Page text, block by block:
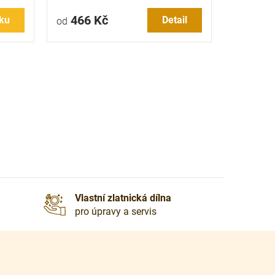
od 466 Kč Detail
Vlastní zlatnická dílna
pro úpravy a servis